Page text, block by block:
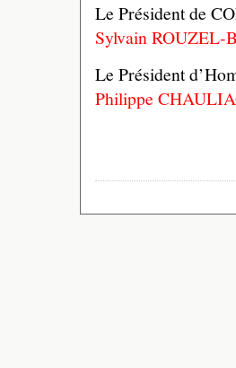
Le Président de
Sylvain ROUZEL-
Le Président
Philippe